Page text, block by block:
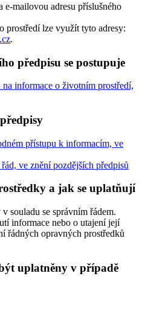
e-mailovou adresu příslušného
prostředí lze využít tyto adresy:
.
předpisu se postupuje
informace o životním prostředí,
přístupu k informacím, ve
ve znění pozdějších předpisů
a jak se uplatňují
souladu se správním řádem.
informace nebo o utajení její
řádných opravných prostředků
uplatněny v případě